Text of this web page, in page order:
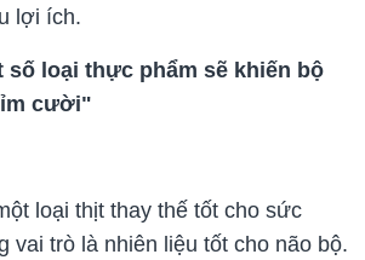
lợi ích.
số loại thực phẩm sẽ khiến bộ
cười"
loại thịt thay thế tốt cho sức
vai trò là nhiên liệu tốt cho não bộ.